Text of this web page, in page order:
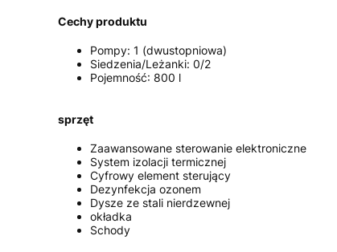
Cechy produktu
Pompy: 1 (dwustopniowa)
Siedzenia/Leżanki: 0/2
Pojemność: 800 l
sprzęt
Zaawansowane sterowanie elektroniczne
System izolacji termicznej
Cyfrowy element sterujący
Dezynfekcja ozonem
Dysze ze stali nierdzewnej
okładka
Schody